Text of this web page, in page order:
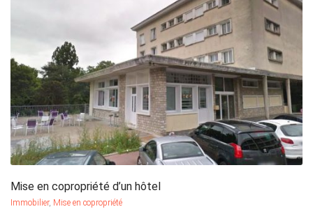
more info
Mise en copropriété d’un hôtel
Immobilier, Mise en copropriété